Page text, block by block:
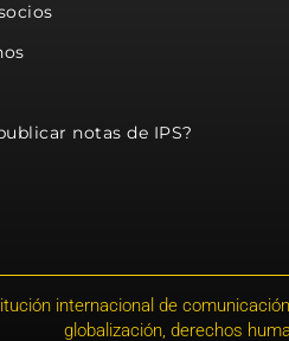
notas de IPS?
internacional de
globalización, derechos